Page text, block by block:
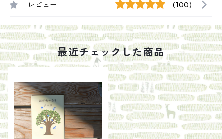
レビュー (100)
最近チェックした商品